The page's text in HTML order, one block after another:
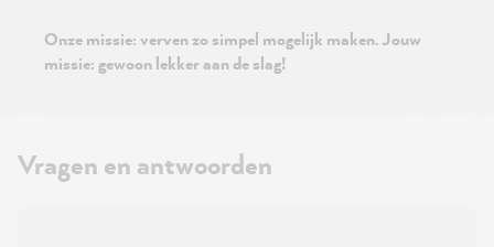
Onze missie: verven zo simpel mogelijk maken. Jouw
missie: gewoon lekker aan de slag!
Vragen en antwoorden